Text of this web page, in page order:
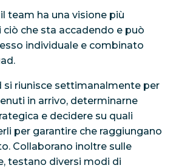
team ha una visione più
che sta accadendo e può
individuale e combinato
si riunisce settimanalmente per
in arrivo, determinarne
e decidere su quali
per garantire che raggiungano
Collaborano inoltre sulle
testano diversi modi di